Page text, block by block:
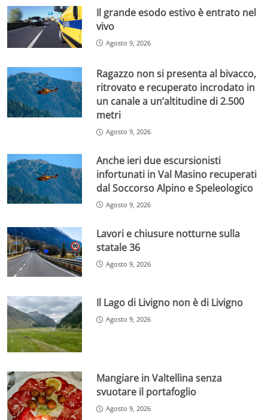
Il grande esodo estivo è entrato nel
vivo
Agosto 9, 2026
Ragazzo non si presenta al bivacco,
ritrovato e recuperato incrodato in
un canale a un’altitudine di 2.500
metri
Agosto 9, 2026
Anche ieri due escursionisti
infortunati in Val Masino recuperati
dal Soccorso Alpino e Speleologico
Agosto 9, 2026
Lavori e chiusure notturne sulla
statale 36
Agosto 9, 2026
Il Lago di Livigno non è di Livigno
Agosto 9, 2026
Mangiare in Valtellina senza
svuotare il portafoglio
Agosto 9, 2026